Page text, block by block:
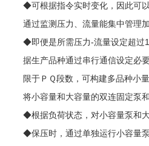
◆可根据指令实时变化，因此可
通过监测压力、流量能集中管理
◆即便是所需压力-流量设定超过
据生产品种通过串行通信设定必
限于ＰＱ段数，可构建多品种小
将小容量和大容量的双连固定泵
◆根据负荷状态，对小容量泵和
◆保压时，通过单独运行小容量